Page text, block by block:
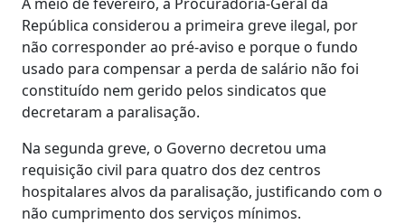
República considerou a primeira greve ilegal, por
não corresponder ao pré-aviso e porque o fundo
usado para compensar a perda de salário não foi
constituído nem gerido pelos sindicatos que
decretaram a paralisação.
Na segunda greve, o Governo decretou uma
requisição civil para quatro dos dez centros
hospitalares alvos da paralisação, justificando com o
não cumprimento dos serviços mínimos.